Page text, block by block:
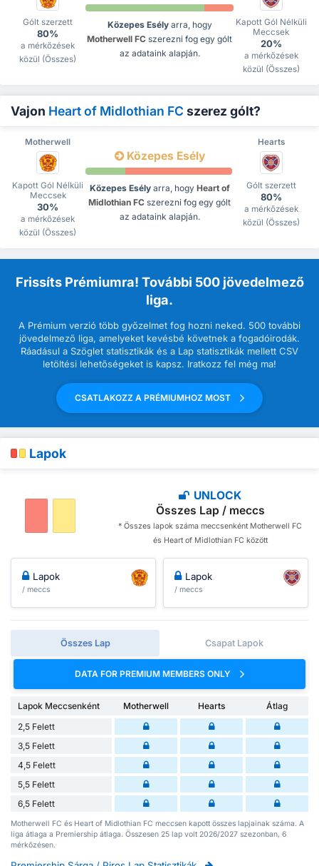
Gólt szerzett
80%
a mérkőzések
közül (Összes)
Közepes Esélyarra, hogy
Motherwell FC szerezni fog egy gólt
az adataink alapján.
Kapott Gól Nélküli
Meccsek
20%
a mérkőzések
közül (Összes)
Vajon Heart of Midlothian FC szerez gólt?
Motherwell Hearts
Kapott Gól Nélküli
Meccsek
30%
a mérkőzések
közül (Összes)
Közepes Esély
Közepes Esélyarra, hogy Heart of
Midlothian FC szerezni fog egy gólt
az adataink alapján.
Gólt szerzett
80%
a mérkőzések
közül (Összes)
Frissíts Prémiumra! További 500 jövedelmező
liga.
A Prémium verzió több győzelmet fog hozni neked. 500 további
jövedelmező liga, amelyeket kevésbé követnek a fogadóirodák.
Ráadásul a Szöglet statisztikák és a Lap statisztikák mellett CSV
letöltési lehetőségeket is kapsz. Iratkozz fel még ma!
CSATLAKOZZ A PRÉMIUMHOZ MOST
Lapok
UNLOCK
Összes Lap / meccs
* Összes lapok száma meccsenként Motherwell FC
és Heart of Midlothian FC között
Lapok
/ meccs
Lapok
/ meccs
Összes Lap Csapat Lapok
DATA FOR PREMIUM MEMBERS ONLY
Lapok Meccsenként Motherwell Hearts
Átlag
2,5 Felett
3,5 Felett
4,5 Felett
5,5 Felett
6,5 Felett
Motherwell FC és Heart of Midlothian FC meccsen kapott összes lapjainak száma. A
liga átlaga a Premiership átlaga. Összesen 25 lap volt 2026/2027 szezonban, 6
mérkőzésen.